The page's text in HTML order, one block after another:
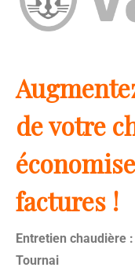
de votre
factures !
Entretien chaudière
Tournai